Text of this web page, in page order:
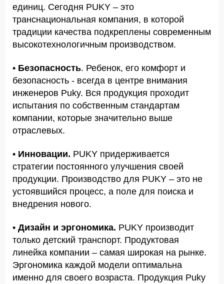
единиц. Сегодня PUKY – это
транснациональная компания, в которой
традиции качества подкреплены современным
высокотехнологичным производством.
• Безопасность. Ребенок, его комфорт и
безопасность - всегда в центре внимания
инженеров Puky. Вся продукция проходит
испытания по собственным стандартам
компании, которые значительно выше
отраслевых.
• Инновации. PUKY придерживается
стратегии постоянного улучшения своей
продукции. Производство для PUKY – это не
устоявшийся процесс, а поле для поиска и
внедрения нового.
• Дизайн и эргономика. PUKY производит
только детский транспорт. Продуктовая
линейка компании – самая широкая на рынке.
Эргономика каждой модели оптимальна
именно для своего возраста. Продукция Puky